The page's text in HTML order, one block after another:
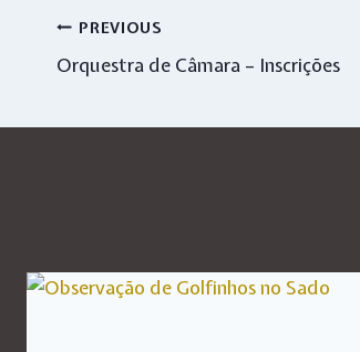
Navegação
de
artigos
PREVIOUS
Orquestra de Câmara – Inscrições